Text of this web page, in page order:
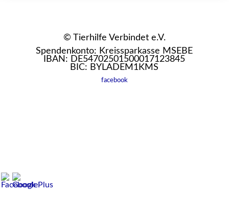
© Tierhilfe Verbindet e.V.
Spendenkonto: Kreissparkasse MSEBE
IBAN: DE54702501500017123845
BIC: BYLADEM1KMS
facebook